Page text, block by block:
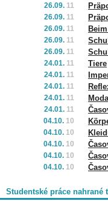
26.09. 11
26.09. 11
26.09. 11
26.09. 11
26.09. 11
24.01. 11 Tiere
24.01. 11
24.01. 11
24.01. 11
24.01. 11
04.10. 10
04.10. 10
04.10. 10
04.10. 10
04.10. 10
Studentské práce nahrané